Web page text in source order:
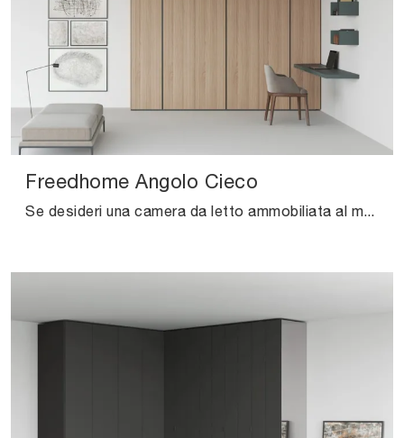
Freedhome Angolo Cieco
Se desideri una camera da letto ammobiliata al meglio, scegli l'armadio Freedhome Angolo Cieco con ante battenti di Caccaro!